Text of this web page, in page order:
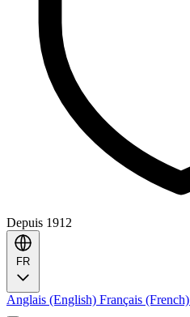
Depuis 1912
FR
Anglais (English) Français (French)